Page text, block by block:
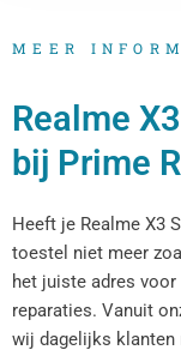
MEER
Realme
bij Prime
Heeft je Realme X3
toestel niet meer
het juiste adres
reparaties. Vanuit
wij dagelijks klanten